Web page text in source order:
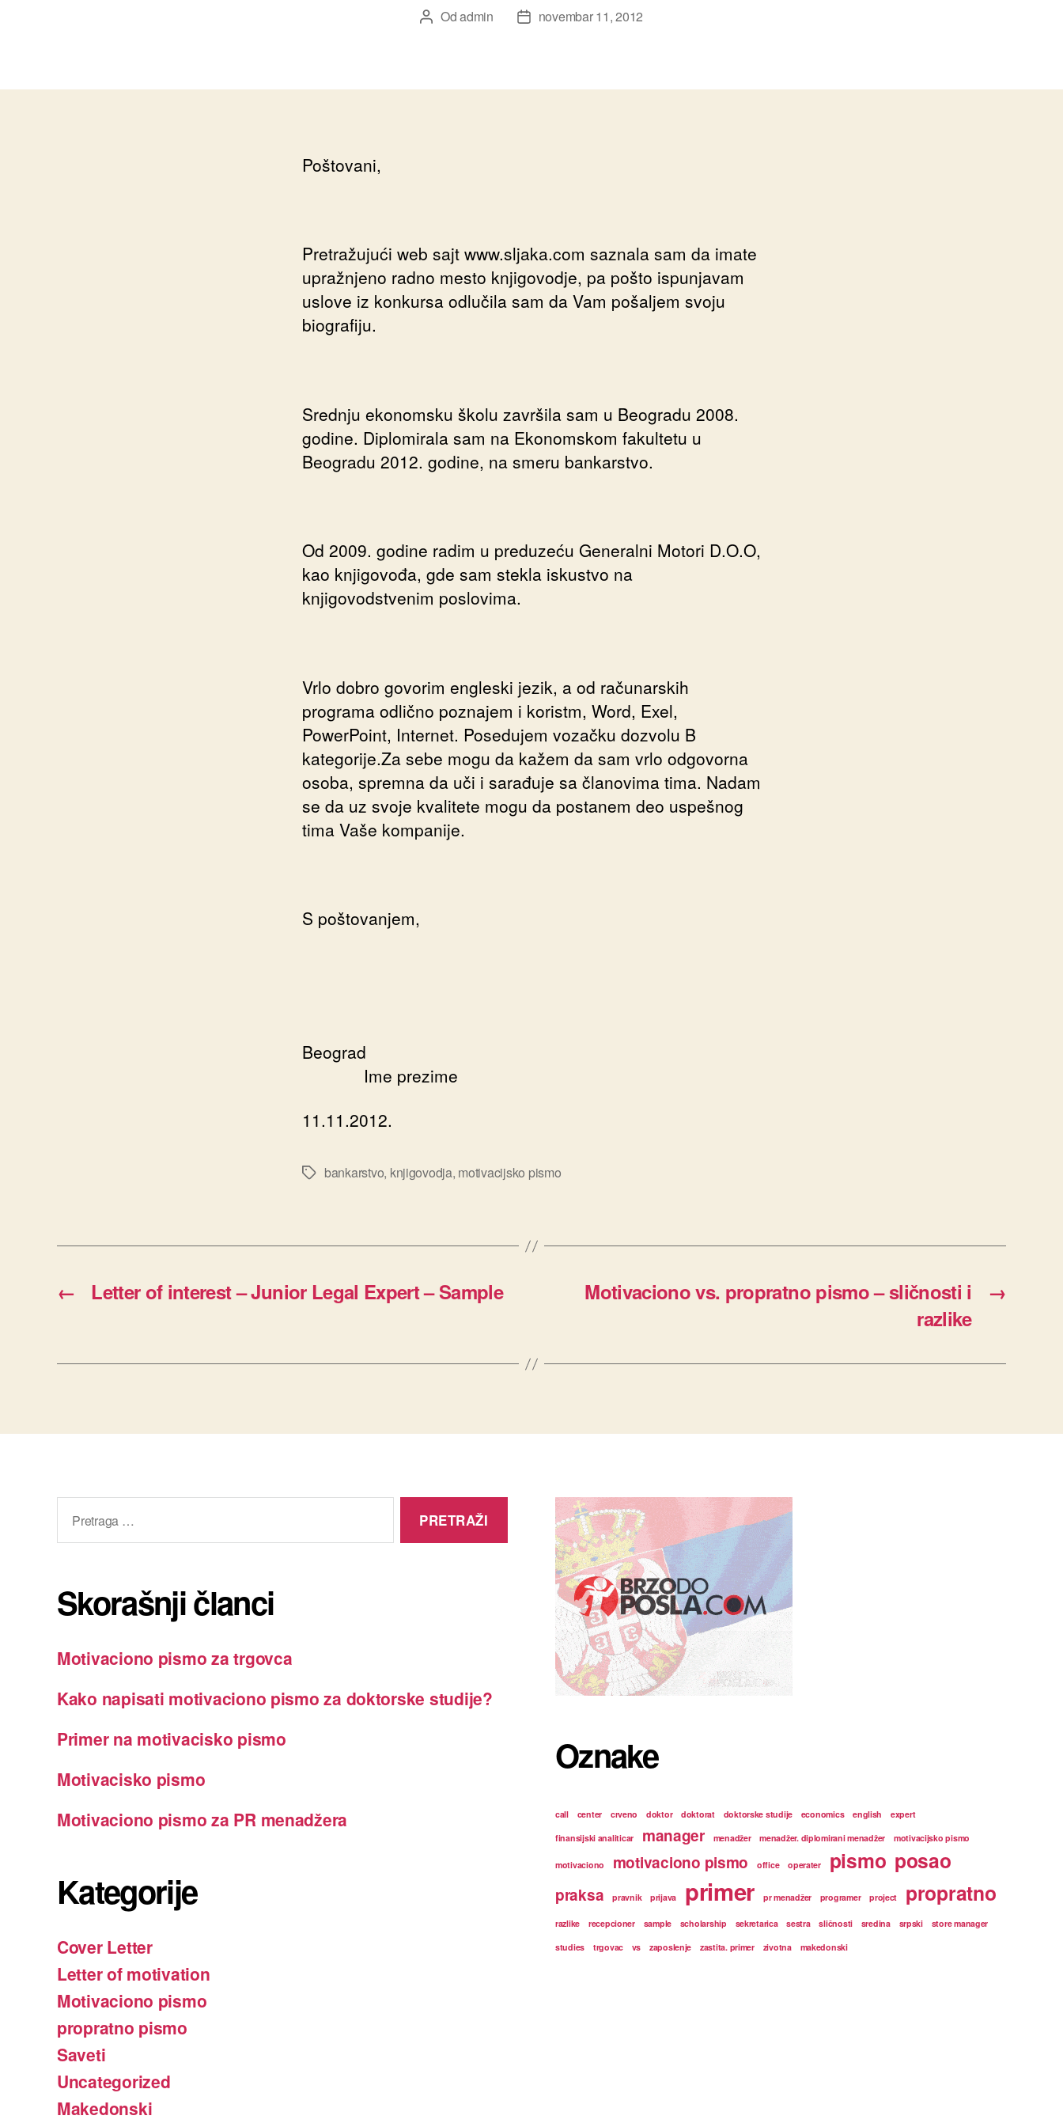
Autor
Odadmin
Datum
novembar 11, 2012
Poštovani,
Pretražujući web sajt www.sljaka.com saznala sam da imate
upražnjeno radno mesto knjigovodje, pa pošto ispunjavam
uslove iz konkursa odlučila sam da Vam pošaljem svoju
biografiju.
Srednju ekonomsku školu završila sam u Beogradu 2008.
godine. Diplomirala sam na Ekonomskom fakultetu u
Beogradu 2012. godine, na smeru bankarstvo.
Od 2009. godine radim u preduzeću Generalni Motori D.O.O,
kao knjigovođa, gde sam stekla iskustvo na
knjigovodstvenim poslovima.
Vrlo dobro govorim engleski jezik, a od računarskih
programa odlično poznajem i koristm, Word, Exel,
PowerPoint, Internet. Posedujem vozačku dozvolu B
kategorije.Za sebe mogu da kažem da sam vrlo odgovorna
osoba, spremna da uči i sarađuje sa članovima tima. Nadam
se da uz svoje kvalitete mogu da postanem deo uspešnog
tima Vaše kompanije.
S poštovanjem,
Beograd
Ime prezime
11.11.2012.
Oznakebankarstvo, knjigovodja, motivacijsko pismo
← Letter of interest – Junior Legal Expert – Sample →
Motivaciono vs. propratno pismo – sličnosti i
razlike
Skorašnji članci
Motivaciono pismo za trgovca
Kako napisati motivaciono pismo za doktorske studije?
Primer na motivacisko pismo
Motivacisko pismo
Motivaciono pismo za PR menadžera
Kategorije
Cover Letter
Letter of motivation
Motivaciono pismo
propratno pismo
Saveti
Uncategorized
Makedonski
Oznake
call center crveno doktor doktorat doktorske studije economics english
expert
finansijski analiticar
manager menadžer menadžer. diplomirani menadžer motivacijsko pismo
motivaciono motivaciono pismo office operater pismo posao
praksa pravnik prijava primer pr menadžer programer project propratno
razlike recepcioner sample scholarship sekretarica sestra sličnosti sredina srpski
store manager
studies
trgovac vs zaposlenje zastita. primer zivotna makedonski